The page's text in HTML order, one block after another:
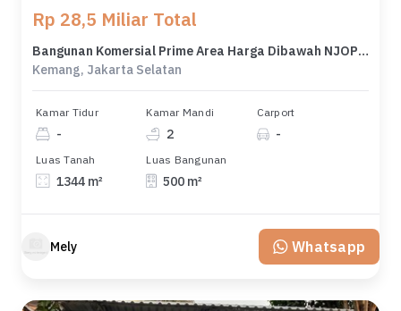
Rp 28,5 Miliar Total
Bangunan Komersial Prime Area Harga Dibawah NJOP di Kemang Area
Kemang, Jakarta Selatan
Kamar Tidur
-
Kamar Mandi
2
Carport
-
Luas Tanah
1344 m²
Luas Bangunan
500 m²
Mely Whatsapp